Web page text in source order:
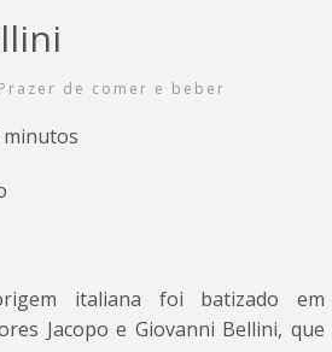
Prazer de comer e beber
minutos
italiana foi batizado em
Jacopo e Giovanni Bellini, que